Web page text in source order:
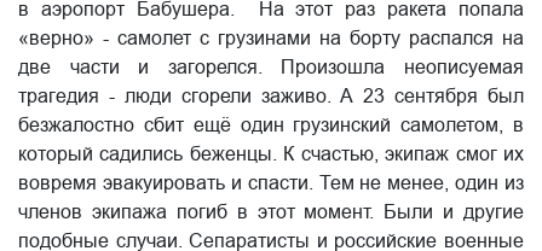
в аэропорт Бабушера. На этот раз ракета попала
«верно» - самолет с грузинами на борту распался на
две части и загорелся. Произошла неописуемая
трагедия - люди сгорели заживо. А 23 сентября был
безжалостно сбит ещё один грузинский самолетом, в
который садились беженцы. К счастью, экипаж смог их
вовремя эвакуировать и спасти. Тем не менее, один из
членов экипажа погиб в этот момент. Были и другие
подобные случаи. Сепаратисты и российские военные